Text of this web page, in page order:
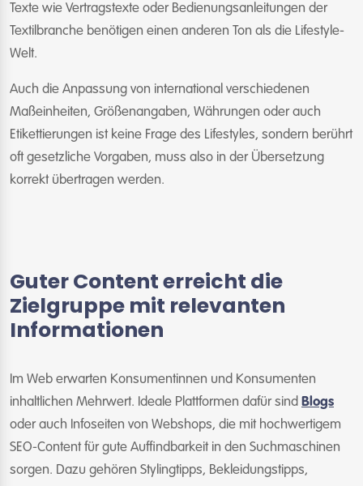
Texte wie Vertragstexte oder Bedienungsanleitungen der
Textilbranche benötigen einen anderen Ton als die Lifestyle-
Welt.
Auch die Anpassung von international verschiedenen
Maßeinheiten, Größenangaben, Währungen oder auch
Etikettierungen ist keine Frage des Lifestyles, sondern berührt
oft gesetzliche Vorgaben, muss also in der Übersetzung
korrekt übertragen werden.
Guter Content erreicht die
Zielgruppe mit relevanten
Informationen
Im Web erwarten Konsumentinnen und Konsumenten
inhaltlichen Mehrwert. Ideale Plattformen dafür sind Blogs
oder auch Infoseiten von Webshops, die mit hochwertigem
SEO-Content für gute Auffindbarkeit in den Suchmaschinen
sorgen. Dazu gehören Stylingtipps, Bekleidungstipps,